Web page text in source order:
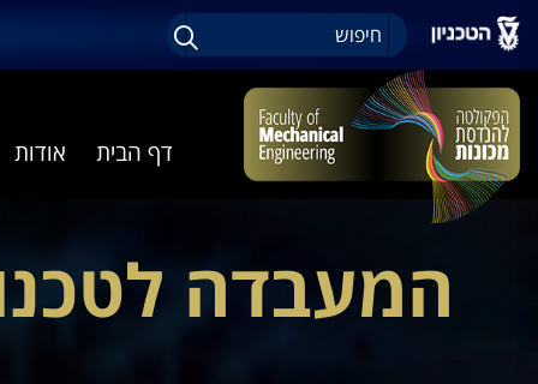
דף הבית אודות
המעבדה